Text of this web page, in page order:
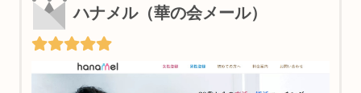
ハナメル（華の会メール）